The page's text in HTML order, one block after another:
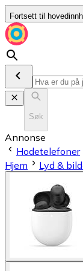
Fortsett til
Søk
Annonse
Hodetelefoner
Hjem
Lyd &